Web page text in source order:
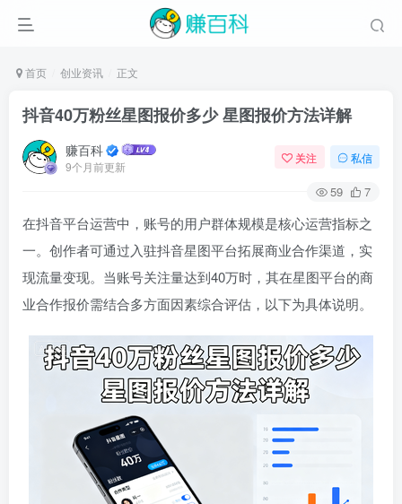
首页 创业资讯 正文
抖音40万粉丝星图报价多少 星图报价方法详解
赚百科
9个月前更新
关注 私信
59 7
在抖音平台运营中，账号的用户群体规模是核心运营指标之
一。创作者可通过入驻抖音星图平台拓展商业合作渠道，实
现流量变现。当账号关注量达到40万时，其在星图平台的商
业合作报价需结合多方面因素综合评估，以下为具体说明。